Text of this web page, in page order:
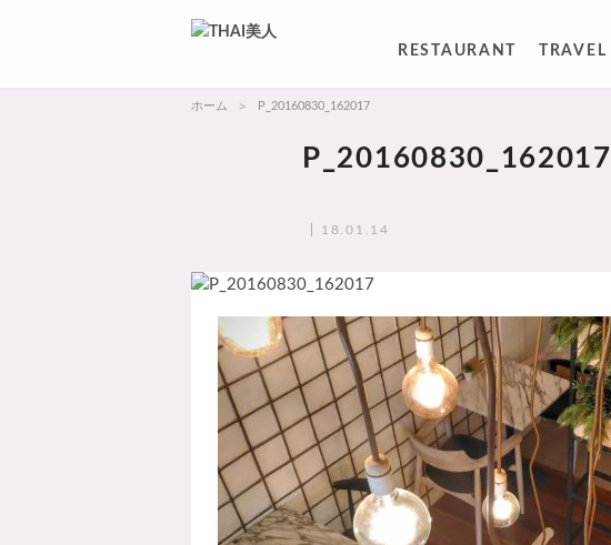
RESTAURANT TRAVEL
ホーム P_20160830_162017
P_20160830_162017
18.01.14